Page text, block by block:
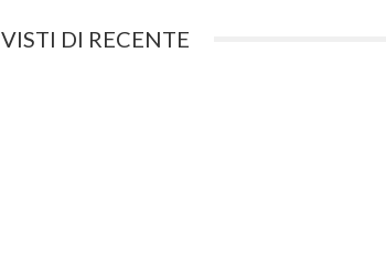
VISTI DI RECENTE